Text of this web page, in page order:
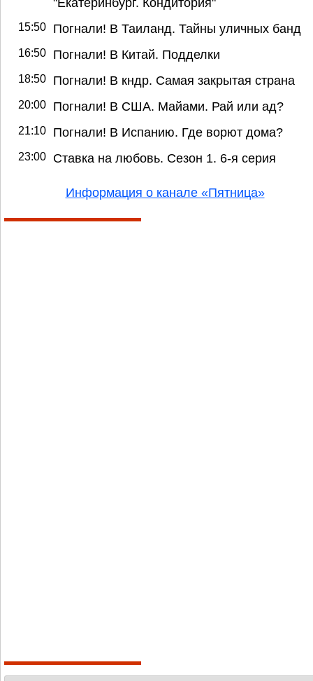
15:50 Погнали! В Таиланд. Тайны уличных банд
16:50 Погнали! В Китай. Подделки
18:50 Погнали! В кндр. Самая закрытая страна
20:00 Погнали! В США. Майами. Рай или ад?
21:10 Погнали! В Испанию. Где ворют дома?
23:00 Ставка на любовь. Сезон 1. 6-я серия
Информация о канале «Пятница»